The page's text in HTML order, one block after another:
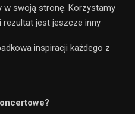
w swoją stronę. Korzystamy
rezultat jest jeszcze inny
inspiracji każdego z